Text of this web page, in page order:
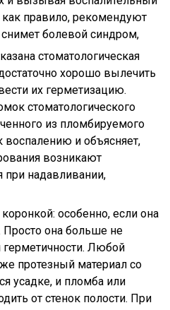
как правило, рекомендуют
снимет болевой синдром,
стоматологическая
хорошо вылечить
их герметизацию.
стоматологического
из пломбируемого
воспалению и объясняет,
возникают
надавливании,
особенно, если она
Просто она больше не
герметичности. Любой
протезный материал со
усадке, и пломба или
от стенок полости. При